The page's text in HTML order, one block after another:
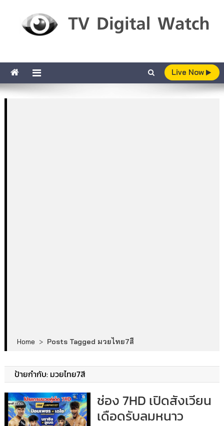
Live Now
Home > Posts Tagged มวยไทย7สี
ป้ายกำกับ: มวยไทย7สี
ช่อง 7HD เปิดสังเวียน
เดือดรับลมหนาว